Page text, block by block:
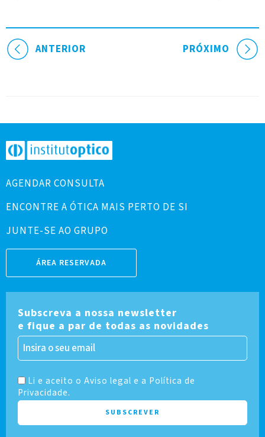
ANTERIOR PRÓXIMO
AGENDAR CONSULTA
ENCONTRE A ÓTICA MAIS PERTO DE SI
JUNTE-SE AO GRUPO
ÁREA RESERVADA
Subscreva a nossa newsletter
e fique a par de todas as novidades
Li e aceito o Aviso legal e a Política de
Privacidade.